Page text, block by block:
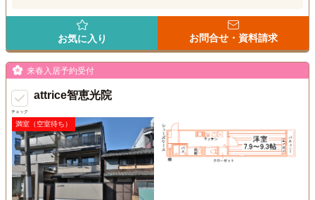
お気に入り お問合せ・資料請求
チェック
来春入居予約受付
attrice智恵光院
満室（空室待ち）